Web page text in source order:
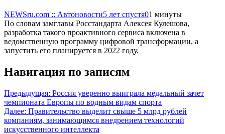
NEWSru.com :: Автоновости5 лет спустя01 минуты
По словам замглавы Росстандарта Алексея Кулешова,
разработка такого проактивного сервиса включена в
ведомственную программу цифровой трансформации, а
запустить его планируется в 2022 году.
Навигация по записям
Предыдущая: Россия уверенно выиграла медальный зачет
чемпионата Европы по водным видам спорта
Далее: Правительство выделит свыше 5 млрд рублей
компаниям, занимающимся внедрением технологий
искусственного интеллекта